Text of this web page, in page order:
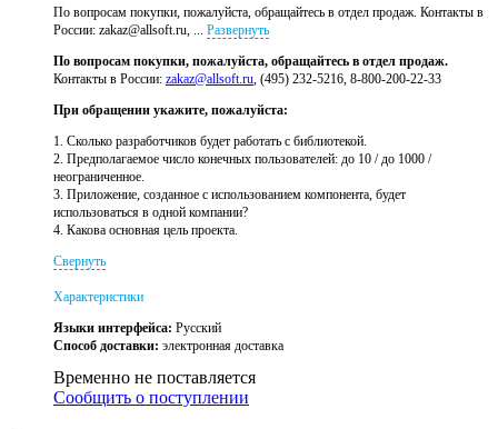
По вопросам покупки, пожалуйста, обращайтесь в отдел продаж. Контакты в
России: zakaz@allsoft.ru, ... Развернуть
По вопросам покупки, пожалуйста, обращайтесь в отдел продаж.
Контакты в России: zakaz@allsoft.ru, (495) 232-5216, 8-800-200-22-33
При обращении укажите, пожалуйста:
1. Сколько разработчиков будет работать с библиотекой.
2. Предполагаемое число конечных пользователей: до 10 / до 1000 /
неограниченное.
3. Приложение, созданное с использованием компонента, будет
использоваться в одной компании?
4. Какова основная цель проекта.
Свернуть
Характеристики
Языки интерфейса: Русский
Способ доставки: электронная доставка
Временно не поставляется
Сообщить о поступлении